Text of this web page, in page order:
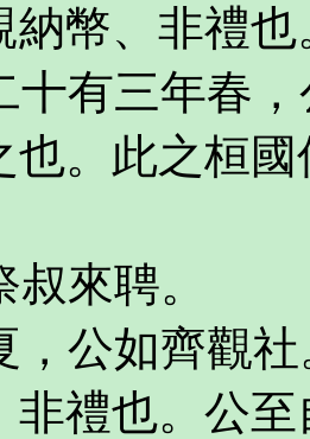
納幣、非禮也
十有三年春
也。此之桓
來聘。
，公如齊觀
非禮也。公至